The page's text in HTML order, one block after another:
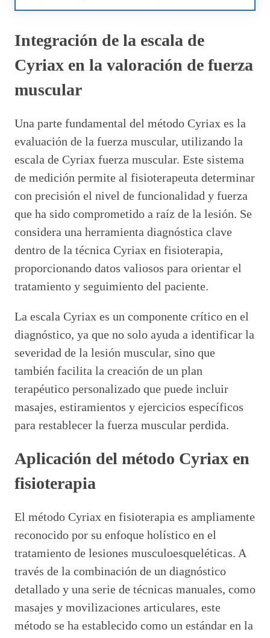
Integración de la escala de
Cyriax en la valoración de fuerza
muscular
Una parte fundamental del método Cyriax es la
evaluación de la fuerza muscular, utilizando la
escala de Cyriax fuerza muscular. Este sistema
de medición permite al fisioterapeuta determinar
con precisión el nivel de funcionalidad y fuerza
que ha sido comprometido a raíz de la lesión. Se
considera una herramienta diagnóstica clave
dentro de la técnica Cyriax en fisioterapia,
proporcionando datos valiosos para orientar el
tratamiento y seguimiento del paciente.
La escala Cyriax es un componente crítico en el
diagnóstico, ya que no solo ayuda a identificar la
severidad de la lesión muscular, sino que
también facilita la creación de un plan
terapéutico personalizado que puede incluir
masajes, estiramientos y ejercicios específicos
para restablecer la fuerza muscular perdida.
Aplicación del método Cyriax en
fisioterapia
El método Cyriax en fisioterapia es ampliamente
reconocido por su enfoque holístico en el
tratamiento de lesiones musculoesqueléticas. A
través de la combinación de un diagnóstico
detallado y una serie de técnicas manuales, como
masajes y movilizaciones articulares, este
método se ha establecido como un estándar en la